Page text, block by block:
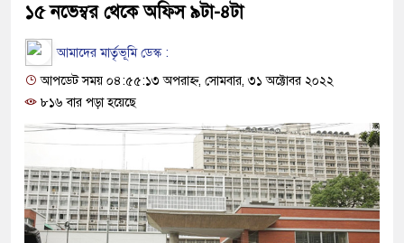
১৫ নভেম্বর থেকে অফিস ৯টা-৪টা
আমাদের মার্তৃভূমি ডেস্ক :
আপডেট সময় ০৪:৫৫:১৩ অপরাহ্ন, সোমবার, ৩১ অক্টোবর ২০২২
৮১৬ বার পড়া হয়েছে